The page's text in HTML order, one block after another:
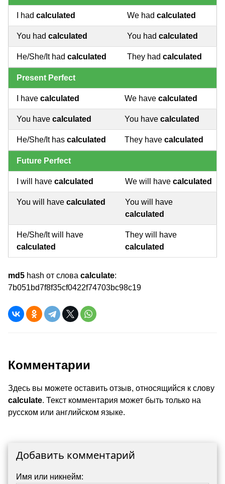
I had calculated We had calculated
You had calculated You had calculated
He/She/It had calculated They had calculated
Present Perfect
I have calculated We have calculated
You have calculated You have calculated
He/She/It has calculated They have calculated
Future Perfect
I will have calculated We will have calculated
You will have calculated
You will have
calculated
He/She/It will have
calculated
They will have
calculated
md5 hash от слова calculate:
7b051bd7f8f35cf0422f74703bc98c19
Комментарии
Здесь вы можете оставить отзыв, относящийся к слову
calculate. Текст комментария может быть только на
русском или английском языке.
Добавить комментарий
Имя или никнейм: